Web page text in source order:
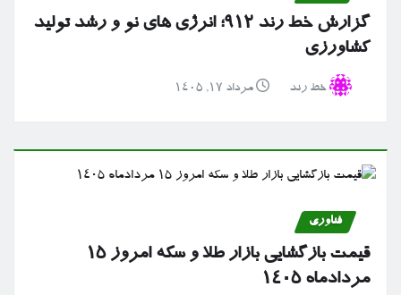
گزارش خط رند ۹۱۲؛ انرژی های نو و رشد تولید
کشاورزی
خط رند مرداد ۱۷, ۱۴۰۵
فناوری
قیمت بازگشایی بازار طلا و سکه امروز ۱۵
مردادماه ۱۴۰۵